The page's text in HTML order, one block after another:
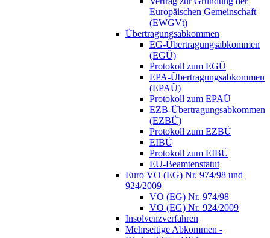
Europäischen Gemeinschaft
(EWGVt)
Übertragungsabkommen
EG-Übertragungsabkommen
(EGÜ)
Protokoll zum EGÜ
EPA-Übertragungsabkommen
(EPAÜ)
Protokoll zum EPAÜ
EZB-Übertragungsabkommen
(EZBÜ)
Protokoll zum EZBÜ
EIBÜ
Protokoll zum EIBÜ
EU-Beamtenstatut
Euro VO (EG) Nr. 974/98 und
924/2009
VO (EG) Nr. 974/98
VO (EG) Nr. 924/2009
Insolvenzverfahren
Mehrseitige Abkommen -